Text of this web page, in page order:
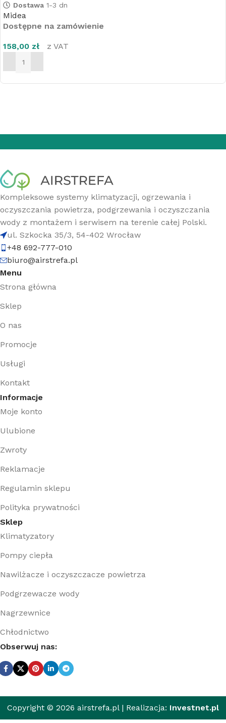
Dostawa 1-3 dn
Midea
Dostępne na zamówienie
158,00 zł z VAT
DODAJ DO KOSZYKA
Kompleksowe systemy klimatyzacji, ogrzewania i
oczyszczania powietrza, podgrzewania i oczyszczania
wody z montażem i serwisem na terenie całej Polski.
ul. Szkocka 35/3, 54-402 Wrocław
+48 692-777-010
biuro@airstrefa.pl
Menu
Strona główna
Sklep
O nas
Promocje
Usługi
Kontakt
Informacje
Moje konto
Ulubione
Zwroty
Reklamacje
Regulamin sklepu
Polityka prywatności
Sklep
Klimatyzatory
Pompy ciepła
Nawilżacze i oczyszczacze powietrza
Podgrzewacze wody
Nagrzewnice
Chłodnictwo
Obserwuj nas:
Copyright © 2026 airstrefa.pl | Realizacja: Investnet.pl